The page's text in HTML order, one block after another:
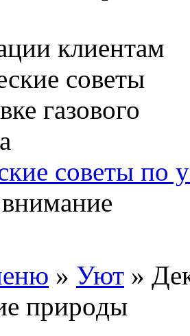
клиентам
советы по
» Уют »
прирoды